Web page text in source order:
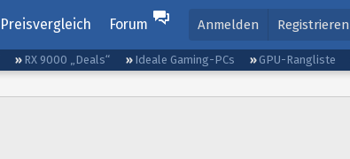
Preisvergleich Forum Anmelden Registrieren
RX 9000 „Deals“ Ideale Gaming-PCs GPU-Rangliste